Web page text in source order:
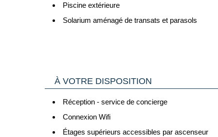
La Chambre Triple Supérieure dispose des
Piscine extérieure
Solarium aménagé de transats et parasols
Activités nautiques (à proximité) : jet-ski,
À VOTRE DISPOSITION
Réception - service de concierge
Connexion Wifi
Étages supérieurs accessibles par ascenseur